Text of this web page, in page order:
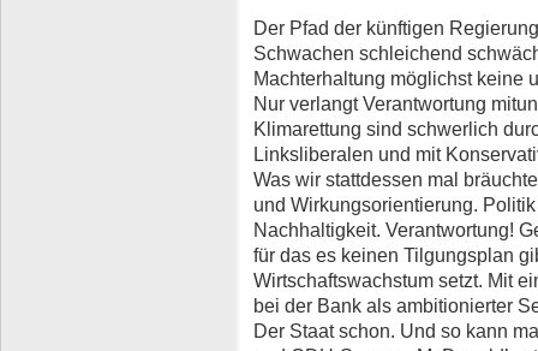
Der Pfad der künftigen
Schwachen schleichend
Machterhaltung möglichst keine
Nur verlangt Verantwortung
Klimarettung sind schwerlich
Linksliberalen und mit
Was wir stattdessen mal
und Wirkungsorientierung.
Nachhaltigkeit. Verantwortung!
für das es keinen Tilgungsplan
Wirtschaftswachstum setzt. Mit
bei der Bank als ambitionierter
Der Staat schon. Und so kann